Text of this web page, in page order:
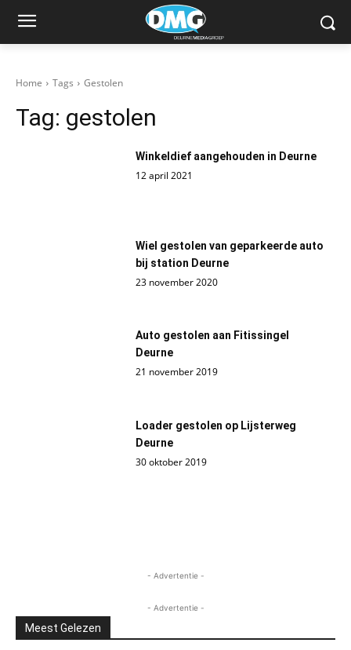
Home Tags Gestolen
Tag: gestolen
Winkeldief aangehouden in Deurne
12 april 2021
Wiel gestolen van geparkeerde auto
bij station Deurne
23 november 2020
Auto gestolen aan Fitissingel
Deurne
21 november 2019
Loader gestolen op Lijsterweg
Deurne
30 oktober 2019
- Advertentie -
- Advertentie -
Meest Gelezen